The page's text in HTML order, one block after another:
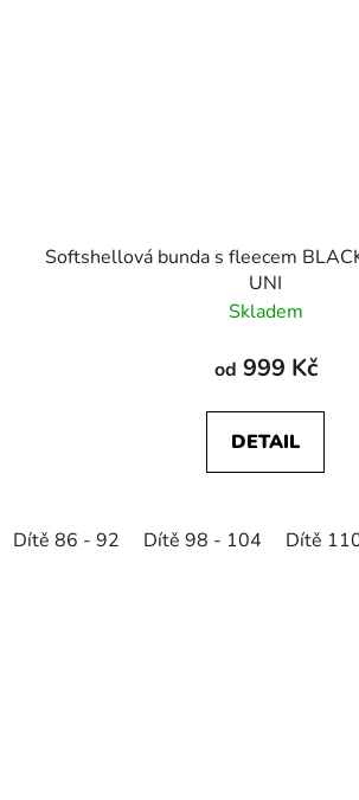
Softshellová bunda s fleecem
UNI
Skladem
od 999 Kč
DETAIL
Dítě 86 - 92 Dítě 98 - 104 Dítě